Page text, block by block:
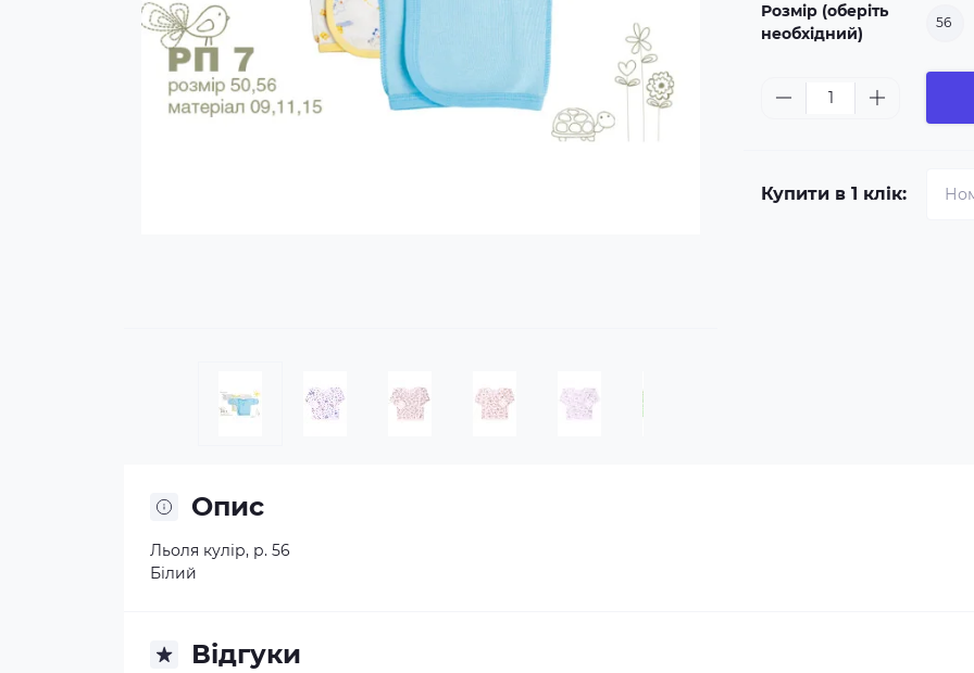
Розмір (оберіть
необхідний)
56
Купити в 1 клік:
Опис
Льоля кулір, р. 56
Білий
Відгуки